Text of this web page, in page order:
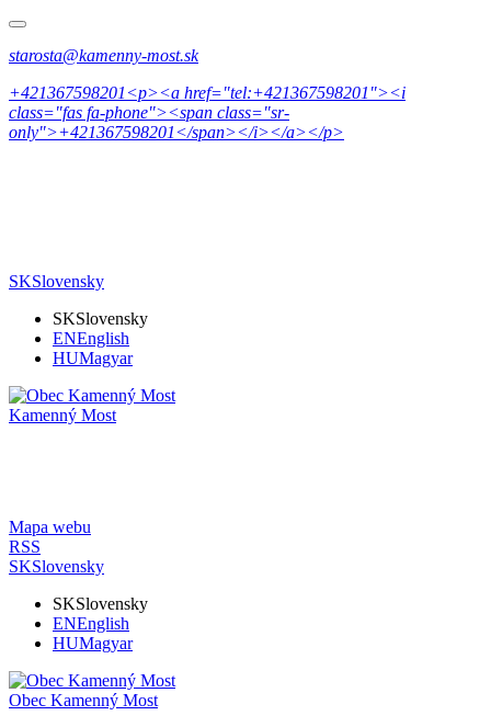
starosta@kamenny-most.sk
+421367598201<p><a href="tel:+421367598201"><i
class="fas fa-phone"><span class="sr-
only">+421367598201</span></i></a></p>
SKSlovensky
SKSlovensky
ENEnglish
HUMagyar
Kamenný Most
Mapa webu
RSS
SKSlovensky
SKSlovensky
ENEnglish
HUMagyar
Obec Kamenný Most